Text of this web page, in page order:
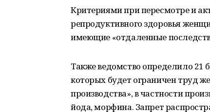
Критериями при пересмотре и
репродуктивного здоровья
имеющие «отдаленные
Также ведомство определило 21
которых будет ограничен труд
производства», в частности
йода, морфина. Запрет